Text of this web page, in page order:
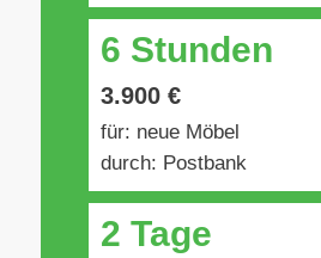
6 Stunden
3.900 €
für: neue Möbel
durch: Postbank
2 Tage